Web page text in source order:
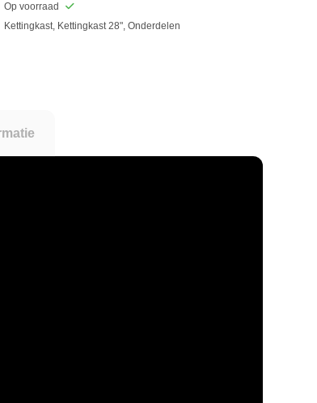
Op voorraad
Kettingkast, Kettingkast 28",Onderdelen